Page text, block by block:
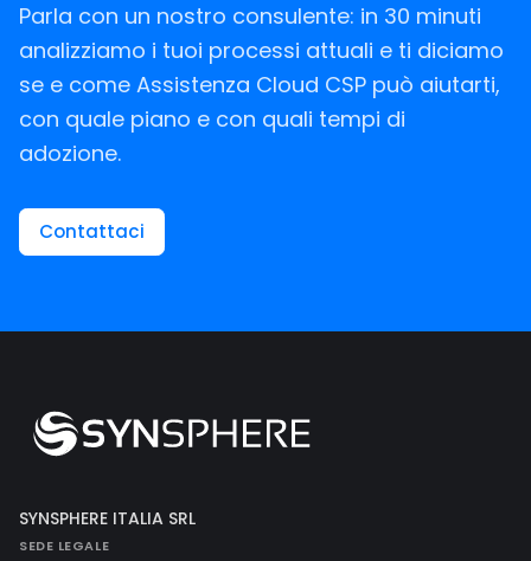
Parla con un nostro consulente: in 30 minuti
analizziamo i tuoi processi attuali e ti diciamo
se e come Assistenza Cloud CSP può aiutarti,
con quale piano e con quali tempi di
adozione.
Contattaci
SYNSPHERE ITALIA SRL
SEDE LEGALE